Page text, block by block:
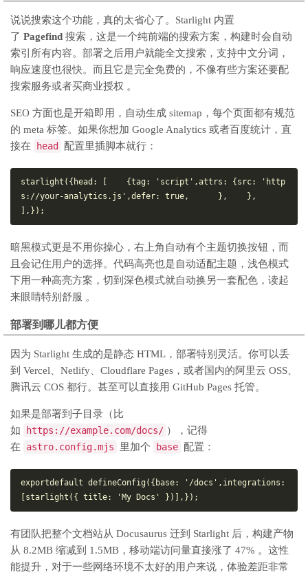
说说搜索这个功能，真的太省心了。Starlight 内置
了 Pagefind 搜索，这是一个纯前端的搜索方案，构建时会自动
索引所有内容。部署之后用户就能全文搜索，支持中文分词，
响应速度也很快。而且它是完全免费的，不像有些方案还要配
搜索服务或者买商业授权 。
SEO 方面也是开箱即用，自动生成 sitemap，每个页面都有规范
的 meta 标签。如果你想加 Google Analytics 或者百度统计，直
接在
head 配置里插脚本就行：
starlight({ head : [ {tag : 'script' ,attrs : { src:
'http
s://your-analytics.js' ,defer: true, },
},
], });
暗黑模式更是不用你操心，右上角自动有个主题切换按钮，而
且会记住用户的选择。代码高亮也是自动适配主题，浅色模式
下用一种高亮方案，切到深色模式就自动换另一套配色，读起
来眼睛特别舒服 。
部署到哪儿都方便
因为 Starlight 生成的是静态 HTML，部署特别灵活。你可以丢
到 Vercel、Netlify、Cloudflare Pages，或者国内的阿里云 OSS、
腾讯云 COS 都行。甚至可以直接用 GitHub Pages 托管。
如果是部署到子目录（比
如
https://example.com/docs/ ），记得
在
astro.config.mjs 里加个 base 配置：
exportdefault defineConfig({ base: '/docs' , integrations :
[starlight({ title: 'My Docs' })], });
有团队把整个文档站从 Docusaurus 迁到 Starlight 后，构建产物
从 8.2MB 缩减到 1.5MB，移动端访问量直接涨了 47% 。这性
能提升，对于一些网络环境不太好的用户来说，体验差距非常